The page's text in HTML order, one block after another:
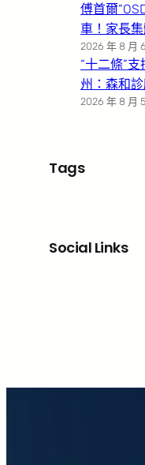
傅首爾
車！家長
2026 年 8 月
“十二條”
州：森和
2026 年 8 月
Tags
Social Links